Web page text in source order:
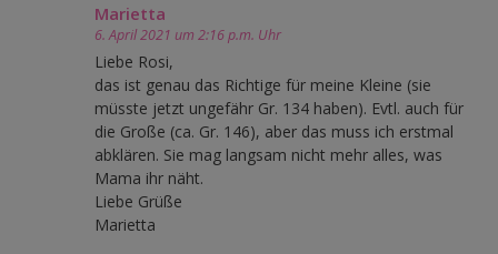
Marietta
6. April 2021 um 2:16 p.m. Uhr
Liebe Rosi,
das ist genau das Richtige für meine Kleine (sie
müsste jetzt ungefähr Gr. 134 haben). Evtl. auch für
die Große (ca. Gr. 146), aber das muss ich erstmal
abklären. Sie mag langsam nicht mehr alles, was
Mama ihr näht.
Liebe Grüße
Marietta